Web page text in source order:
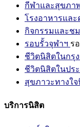
กีฬาและสุขภา
โรงอาหารและ
กิจกรรมและช
รอบรั้วจุฬาฯ ร
ชีวิตนิสิตในกรุง
ชีวิตนิสิตในปร
สุขภาวะทางใ
บริการนิสิต